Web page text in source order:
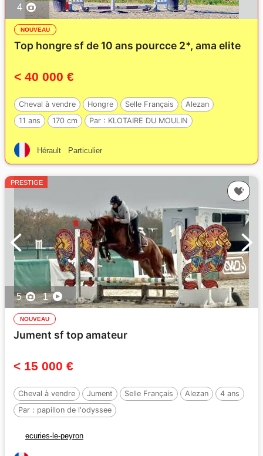
4
NOUVEAU
Top hongre sf de 10 ans pourcce 2*, ama elite
< 40 000 €
Cheval à vendre Hongre Selle Français
Alezan
11 ans
170 cm Par : KLOTAIRE DU MOULIN
Hérault Particulier
PRESTIGE
5 1
NOUVEAU
Jument sf top amateur
< 15 000 €
Cheval à vendre Jument Selle Français Alezan
4 ans
Par : papillon de l'odyssee
ecuries-le-peyron